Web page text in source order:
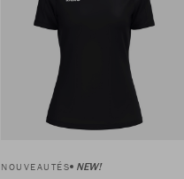
NOUVEAUTÉS NEW!